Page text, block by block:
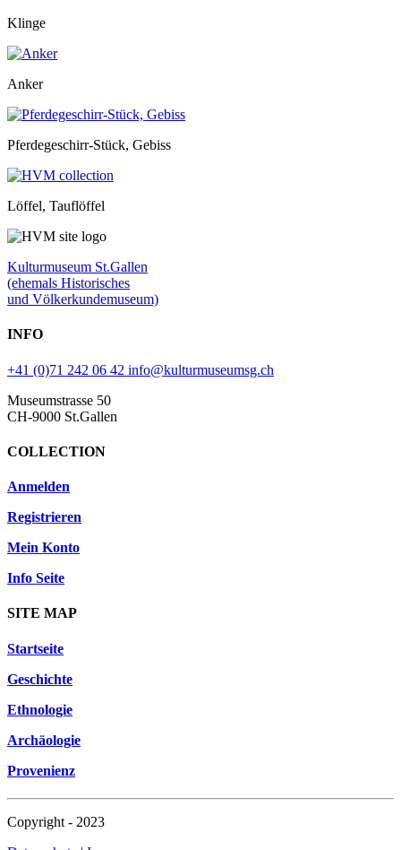
Klinge
Anker
Pferdegeschirr-Stück, Gebiss
Löffel, Tauflöffel
Kulturmuseum St.Gallen
(ehemals Historisches
und Völkerkundemuseum)
INFO
+41 (0)71 242 06 42 info@kulturmuseumsg.ch
Museumstrasse 50
CH-9000 St.Gallen
COLLECTION
Anmelden
Registrieren
Mein Konto
Info Seite
SITE MAP
Startseite
Geschichte
Ethnologie
Archäologie
Provenienz
Copyright - 2023